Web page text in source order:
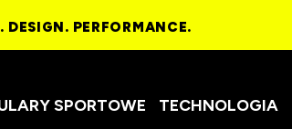
DESIGN. PERFORMANCE.
SPORTOWE TECHNOLOGIA